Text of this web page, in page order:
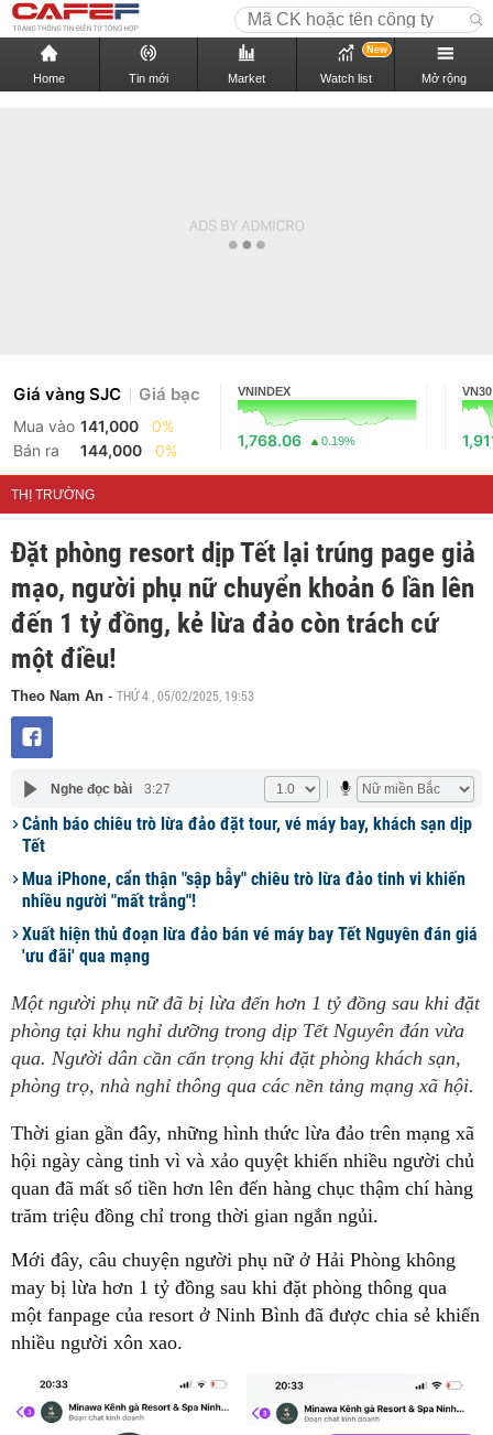
Home Tin mới Market Watch list
New
Mở rộng
Giá vàng SJC Giá bạc
Mua vào 141,000
0%
Bán ra
144,000 0%
VNINDEX
1,768.06 0.19%
VN30
THỊ TRƯỜNG
Đặt phòng resort dịp Tết lại trúng page giả
mạo, người phụ nữ chuyển khoản 6 lần lên
đến 1 tỷ đồng, kẻ lừa đảo còn trách cứ
một điều!
Theo Nam An - THỨ 4 , 05/02/2025, 19:53
Nghe đọc bài 3:27
Cảnh báo chiêu trò lừa đảo đặt tour, vé máy bay, khách sạn dịp
Tết
Mua iPhone, cẩn thận "sập bẫy" chiêu trò lừa đảo tinh vi khiến
nhiều người "mất trắng"!
Xuất hiện thủ đoạn lừa đảo bán vé máy bay Tết Nguyên đán giá
'ưu đãi' qua mạng
Một người phụ nữ đã bị lừa đến hơn 1 tỷ đồng sau khi đặt
phòng tại khu nghỉ dưỡng trong dịp Tết Nguyên đán vừa
qua. Người dân cần cẩn trọng khi đặt phòng khách sạn,
phòng trọ, nhà nghỉ thông qua các nền tảng mạng xã hội.
Thời gian gần đây, những hình thức lừa đảo trên mạng xã
hội ngày càng tinh vì và xảo quyệt khiến nhiều người chủ
quan đã mất số tiền hơn lên đến hàng chục thậm chí hàng
trăm triệu đồng chỉ trong thời gian ngắn ngủi.
Mới đây, câu chuyện người phụ nữ ở Hải Phòng không
may bị lừa hơn 1 tỷ đồng sau khi đặt phòng thông qua
một fanpage của resort ở Ninh Bình đã được chia sẻ khiến
nhiều người xôn xao.